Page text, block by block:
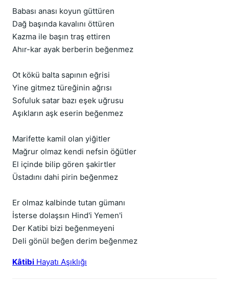
Babası anası koyun güttüren
Dağ başında kavalını öttüren
Kazma ile başın traş ettiren
Ahır-kar ayak berberin beğenmez
Ot kökü balta sapının eğrisi
Yine gitmez türeğinin ağrısı
Sofuluk satar bazı eşek uğrusu
Aşıkların aşk eserin beğenmez
Marifette kamil olan yiğitler
Mağrur olmaz kendi nefsin öğütler
El içinde bilip gören şakirtler
Üstadını dahi pirin beğenmez
Er olmaz kalbinde tutan gümanı
İsterse dolaşsın Hind'i Yemen'i
Der Katibi bizi beğenmeyeni
Deli gönül beğen derim beğenmez
Kâtibi Hayatı Aşıklığı